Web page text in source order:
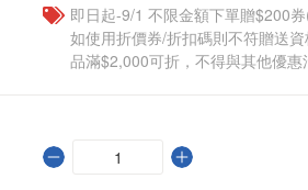
即日起-9/1 不限金額下單贈$200
如使用折價券/折扣碼則不符贈送
品滿$2,000可折，不得與其他優惠